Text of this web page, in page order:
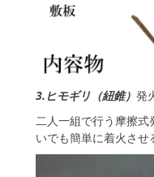
3.ヒモギリ（紐錐） 発
二人一組で行う摩擦式
いでも簡単に着火さ